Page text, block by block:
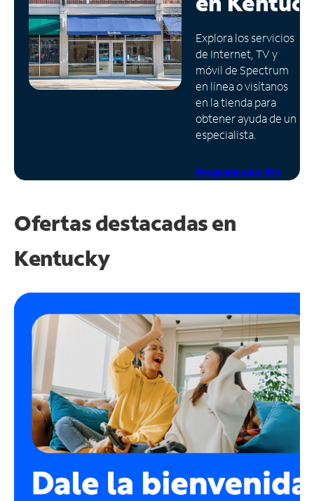
Administrar
cuenta
Encuentra
una
tienda
Explora los servicios
de Internet, TV y
móvil de Spectrum
en línea o visítanos
en la tienda para
obtener ayuda de un
especialista.
Programa una cita
Ofertas destacadas en
Kentucky